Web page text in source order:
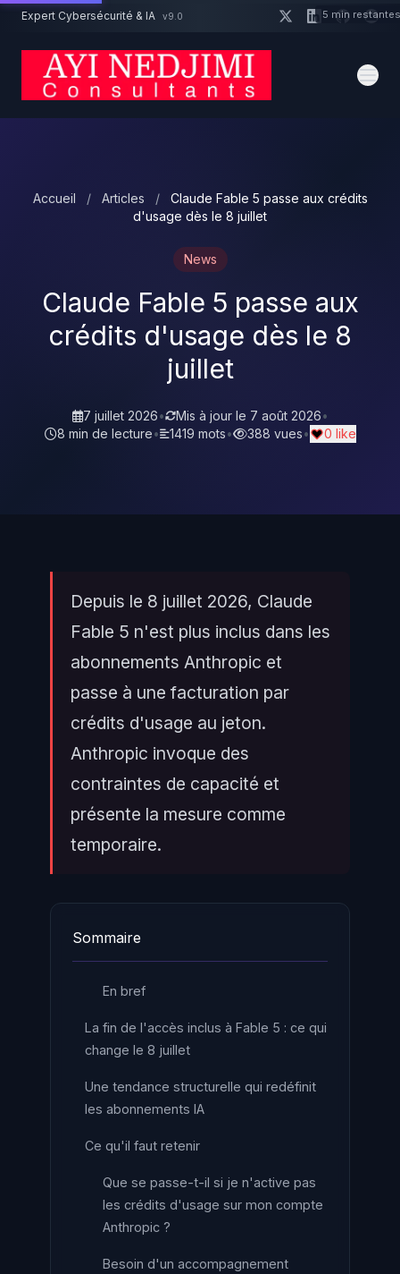
Aller au contenu principal
Expert Cybersécurité & IA v9.0
Accueil / Articles /
Claude Fable 5 passe aux crédits
d'usage dès le 8 juillet
News
Claude Fable 5 passe aux
crédits d'usage dès le 8
juillet
7 juillet 2026• Mis à jour le 7 août 2026•
8 min de lecture• 1419 mots• 388 vues• 0 like
Depuis le 8 juillet 2026, Claude
Fable 5 n'est plus inclus dans les
abonnements Anthropic et
passe à une facturation par
crédits d'usage au jeton.
Anthropic invoque des
contraintes de capacité et
présente la mesure comme
temporaire.
Sommaire
En bref
La fin de l'accès inclus à Fable 5 : ce qui
change le 8 juillet
Une tendance structurelle qui redéfinit
les abonnements IA
Ce qu'il faut retenir
Que se passe-t-il si je n'active pas
les crédits d'usage sur mon compte
Anthropic ?
Besoin d'un accompagnement
Un projet cybersécurité ? 5 min restantes